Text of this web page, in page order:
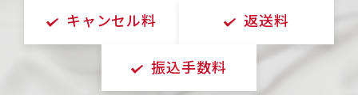
キャンセル料 返送料
振込手数料